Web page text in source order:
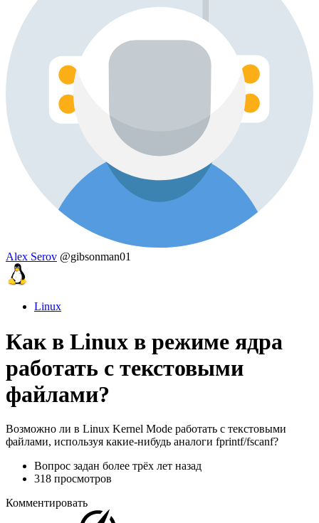
Alex Serov @gibsonman01
Linux
Как в Linux в режиме ядра
работать с текстовыми
файлами?
Возможно ли в Linux Kernel Mode работать с текстовыми
файлами, используя какие-нибудь аналоги fprintf/fscanf?
Вопрос задан более трёх лет назад
318 просмотров
Комментировать